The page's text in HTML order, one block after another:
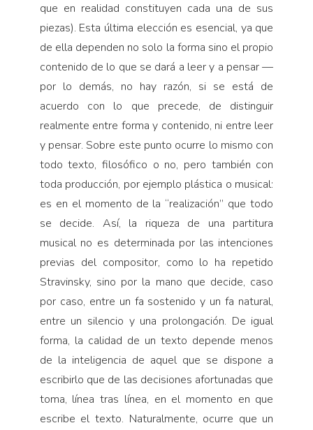
que en realidad constituyen cada una de sus
piezas). Esta última elección es esencial, ya que
de ella dependen no solo la forma sino el propio
contenido de lo que se dará a leer y a pensar —
por lo demás, no hay razón, si se está de
acuerdo con lo que precede, de distinguir
realmente entre forma y contenido, ni entre leer
y pensar. Sobre este punto ocurre lo mismo con
todo texto, filosófico o no, pero también con
toda producción, por ejemplo plástica o musical:
es en el momento de la “realización” que todo
se decide. Así, la riqueza de una partitura
musical no es determinada por las intenciones
previas del compositor, como lo ha repetido
Stravinsky, sino por la mano que decide, caso
por caso, entre un fa sostenido y un fa natural,
entre un silencio y una prolongación. De igual
forma, la calidad de un texto depende menos
de la inteligencia de aquel que se dispone a
escribirlo que de las decisiones afortunadas que
toma, línea tras línea, en el momento en que
escribe el texto. Naturalmente, ocurre que un